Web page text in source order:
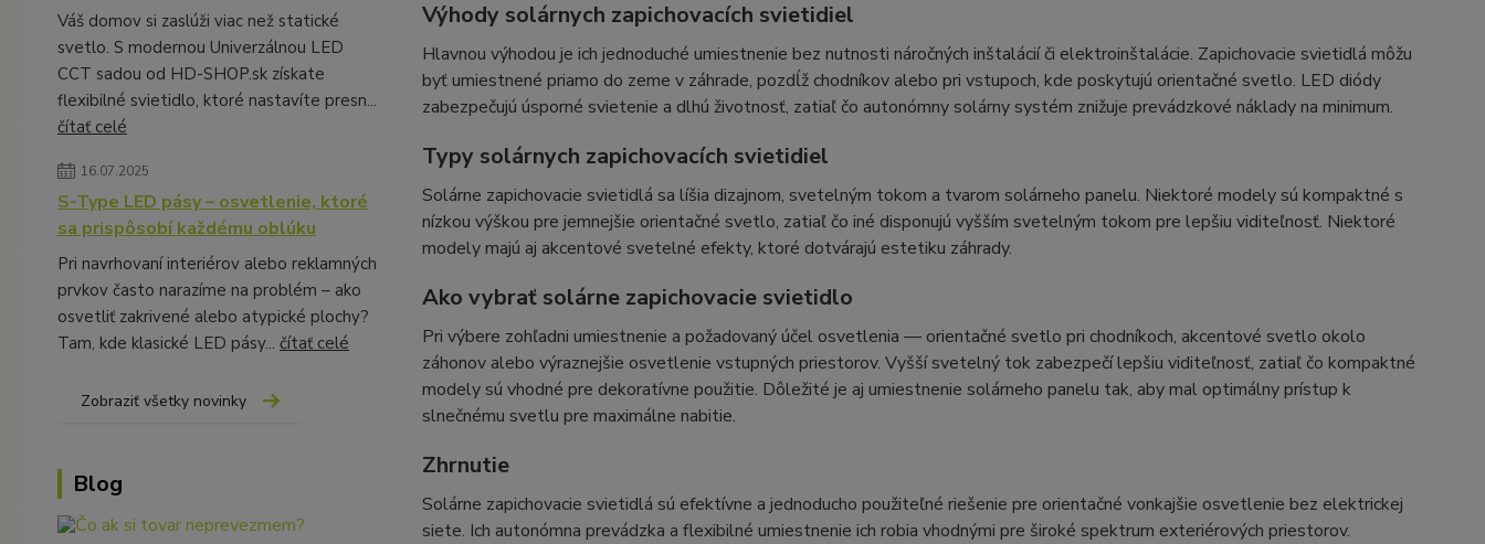
Váš domov si zaslúži viac než statické
svetlo. S modernou Univerzálnou LED
CCT sadou od HD-SHOP.sk získate
flexibilné svietidlo, ktoré nastavíte presn...
čítať celé
16.07.2025
S-Type LED pásy – osvetlenie, ktoré
sa prispôsobí každému oblúku
Pri navrhovaní interiérov alebo reklamných
prvkov často narazíme na problém – ako
osvetliť zakrivené alebo atypické plochy?
Tam, kde klasické LED pásy... čítať celé
Zobraziť všetky novinky
Blog
Výhody solárnych zapichovacích svietidiel
Hlavnou výhodou je ich jednoduché umiestnenie bez nutnosti náročných inštalácií či elektroinštalácie. Zapichovacie svietidlá môžu
byť umiestnené priamo do zeme v záhrade, pozdĺž chodníkov alebo pri vstupoch, kde poskytujú orientačné svetlo. LED diódy
zabezpečujú úsporné svietenie a dlhú životnosť, zatiaľ čo autonómny solárny systém znižuje prevádzkové náklady na minimum.
Typy solárnych zapichovacích svietidiel
Solárne zapichovacie svietidlá sa líšia dizajnom, svetelným tokom a tvarom solárneho panelu. Niektoré modely sú kompaktné s
nízkou výškou pre jemnejšie orientačné svetlo, zatiaľ čo iné disponujú vyšším svetelným tokom pre lepšiu viditeľnosť. Niektoré
modely majú aj akcentové svetelné efekty, ktoré dotvárajú estetiku záhrady.
Ako vybrať solárne zapichovacie svietidlo
Pri výbere zohľadni umiestnenie a požadovaný účel osvetlenia — orientačné svetlo pri chodníkoch, akcentové svetlo okolo
záhonov alebo výraznejšie osvetlenie vstupných priestorov. Vyšší svetelný tok zabezpečí lepšiu viditeľnosť, zatiaľ čo kompaktné
modely sú vhodné pre dekoratívne použitie. Dôležité je aj umiestnenie solárneho panelu tak, aby mal optimálny prístup k
slnečnému svetlu pre maximálne nabitie.
Zhrnutie
Solárne zapichovacie svietidlá sú efektívne a jednoducho použiteľné riešenie pre orientačné vonkajšie osvetlenie bez elektrickej
siete. Ich autonómna prevádzka a flexibilné umiestnenie ich robia vhodnými pre široké spektrum exteriérových priestorov.